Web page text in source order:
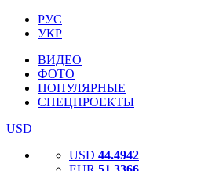
РУС
УКР
ВИДЕО
ФОТО
ПОПУЛЯРНЫЕ
СПЕЦПРОЕКТЫ
USD
USD 44.4942